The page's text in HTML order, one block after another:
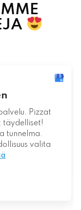
Pizzat
täydelliset!
tunnelma.
valita